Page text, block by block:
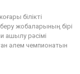
білікті
жобаларының бірі
ашылу рәсімі
әлем чемпионатын